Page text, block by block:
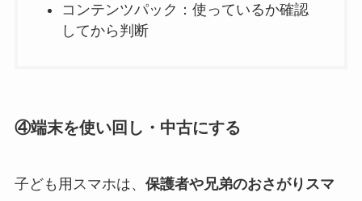
コンテンツパック：使っているか確認
してから判断
④端末を使い回し・中古にする
子ども用スマホは、 保護者や兄弟のおさがりスマ